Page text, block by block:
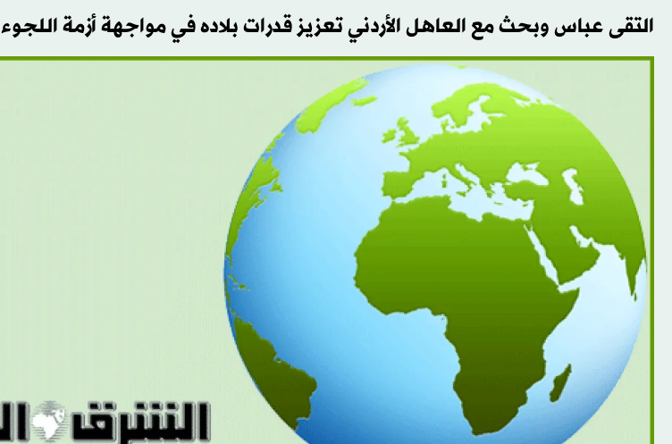
التقى عباس وبحث مع العاهل الأردني تعزيز قدرات بلاده في مواجهة أزمة اللجوء